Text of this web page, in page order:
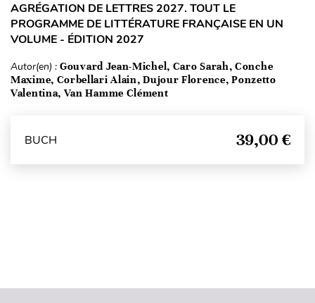
AGRÉGATION DE LETTRES 2027. TOUT LE
PROGRAMME DE LITTÉRATURE FRANÇAISE EN UN
VOLUME - ÉDITION 2027
Autor(en) : Gouvard Jean-Michel, Caro Sarah, Conche
Maxime, Corbellari Alain, Dujour Florence, Ponzetto
Valentina, Van Hamme Clément
BUCH 39,00 €